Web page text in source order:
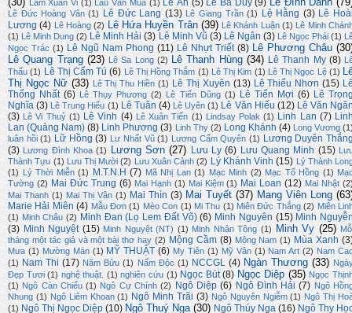
Lâm Xuân Vi (1) Lâu Văn Mua (1) Lê Ân (5) Lê Bá Duy (9)
Lê Đức Hoàng Vân (1) Lê Đức Lang (13) Lê Giang Trần (1) Lệ Hằng (3) Lê
Lương (4) Lê Hoàng (2) Lê Hứa Huyền Trân (39) Lê Khánh Luận (1) Lê Minh
(1) Lê Minh Dung (2) Lê Minh Hải (3) Lê Minh Vũ (3) Lê Ngân (3) Lê Ngọc Phái (1)
Ngọc Trác (1) Lê Ngũ Nam Phong (11) Lê Nhựt Triết (8) Lê Phương Châu
Lê Quang Trạng (23) Lê Sa Long (2) Lê Thanh Hùng (34) Lê Thanh My (8)
Thấu (1) Lê Thị Cẩm Tú (6) Lê Thị Hồng Thắm (1) Lê Thị Kim (1) Lê Thị Ngọc Lệ (1)
Thị Ngọc Nữ (33) Lê Thị Thu Hiền (1) Lê Thị Xuyên (13) Lê Thiếu Nhơn (15)
Thống Nhất (6) Lê Thụy Phương (2) Lê Tiến Dũng (1) Lê Tiến Mợi (6) Lê
Nghĩa (3) Lê Trung Hiếu (1) Lê Tuân (4) Lê Uyên (1) Lê Văn Hiếu (12) Lê Văn
(3) Lê Vi Thuỷ (1) Lê Vinh (4) Lê Xuân Tiến (1) Lindsay Polak (1) Linh Lan (7)
Lan (Quảng Nam) (8) Linh Phương (3) Linh Thy (2) Long Khánh (4) Long Vương
luân hồi (1) Lữ Hồng (3) Lư Nhất Vũ (1) Lương Cẩm Quyên (1) Lương Duyên
(3) Lương Đình Khoa (1) Lương Sơn (27) Lưu Ly (6) Lưu Quang Minh (15)
Thành Tựu (1) Lưu Thị Mười (2) Lưu Xuân Cảnh (2) Lý Khánh Vinh (15) Lý Thành
(1)
Lý Thời Miễn (1) M.T.N.H (7) Mã Nhị Lan (1) Mạc Minh (2) Mạc Tố Hồng (1)
Tường (2) Mai Đức Trung (6) Mai Hạnh (1) Mai Kiệm (1) Mai Loan (12) Mai Nhật
Mai Thanh (1) Mai Thị Vân (1) Mai Thìn (3) Mai Tuyết (37) Mang Viên Long
Marie Hải Miên (4) Mẫu Đơn (1) Mèo Con (1) Mi Thu (1) Miên Đức Thắng (2) Miên
(1) Minh Châu (2) Minh Đan (Lọ Lem Đất Võ) (6) Minh Nguyên (15) Minh
(3) Minh Nguyệt (15) Minh Nguyệt (NT) (1) Minh Nhân Tông (1) Minh Vy (25)
tháng một tác giả và một bài thơ hay (2) Mộng Cầm (8) Mộng Nam (1) Mùa Xanh
Mưa (1) Mường Mán (1) MỸ THUẬT (6) My Tiên (1) Mỹ Vân (1) Nam Art (2) Nam
(1) Nam Thi (17) Năm Bửu (1) Nấm Độc (1) NCCGL (4) Ngàn Thương (33)
Đẹp Tươi (1) nghệ thuật. (1) nghiên cứu (1) Ngọc Bút (8) Ngọc Diệp (35) Ngọc
(1) Ngô Càn Chiểu (1) Ngô Cự Chính (2) Ngô Diệp (6) Ngô Đình Hải (7) Ngô
Nhung (1) Ngô Liêm Khoan (1) Ngô Minh Trãi (3) Ngô Nguyên Ngiễm (1) Ngô Thị
(1) Ngô Thị Ngọc Diệp (10) Ngô Thuý Nga (30) Ngô Thúy Nga (16) Ngô Thy